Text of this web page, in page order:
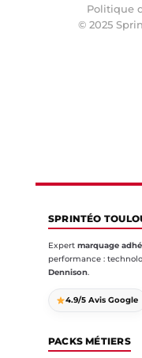
Politique
© 2025
SPRINTÉO
Expert marquage
performance :
Dennison.
4.9/5 Avis Google
PACKS MÉTIERS